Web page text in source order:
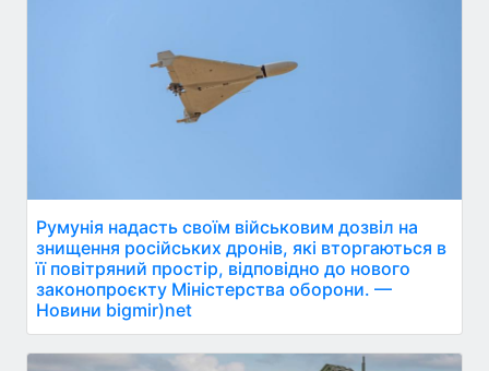
Румунія надасть своїм військовим дозвіл на
знищення російських дронів, які вторгаються в
її повітряний простір, відповідно до нового
законопроєкту Міністерства оборони. —
Новини bigmir)net